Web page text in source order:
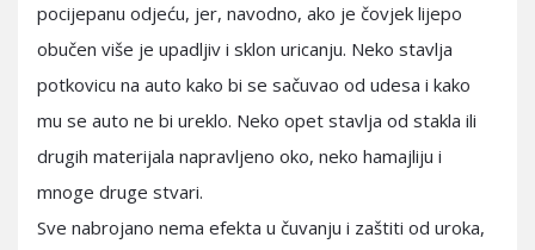
pocijepanu odjeću, jer, navodno, ako je čovjek lijepo
obučen više je upadljiv i sklon uricanju. Neko stavlja
potkovicu na auto kako bi se sačuvao od udesa i kako
mu se auto ne bi ureklo. Neko opet stavlja od stakla ili
drugih materijala napravljeno oko, neko hamajliju i
mnoge druge stvari.
Sve nabrojano nema efekta u čuvanju i zaštiti od uroka,